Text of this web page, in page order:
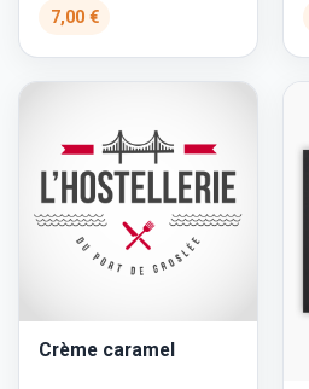
7,00 €
Crème caramel